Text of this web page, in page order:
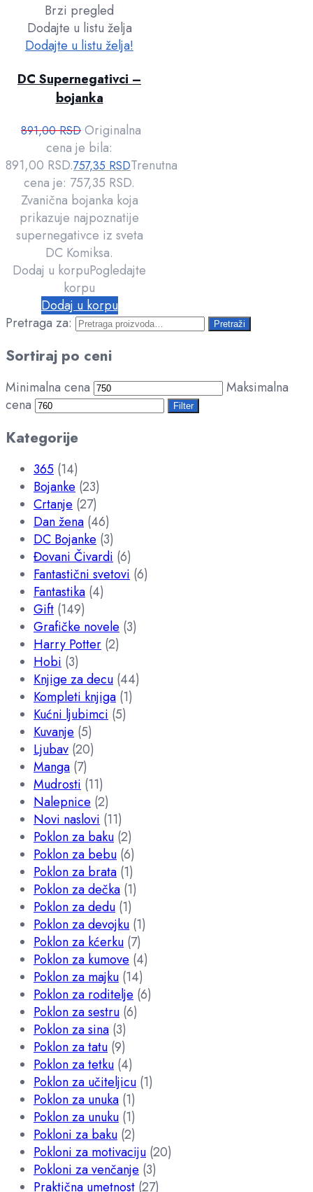
Brzi pregled
Dodajte u listu želja
Dodajte u listu želja!
DC Supernegativci –
bojanka
891,00RSD Originalna
cena je bila:
891,00 RSD.757,35 RSDTrenutna
cena je: 757,35 RSD.
Zvanična bojanka koja
prikazuje najpoznatije
supernegativce iz sveta
DC Komiksa.
Dodaj u korpuPogledajte
korpu
Dodaj u korpu
Pretraga za:
Pretraži
Sortiraj po ceni
Minimalna cena
Maksimalna
cena
Filter
Kategorije
365 (14)
Bojanke (23)
Crtanje (27)
Dan žena (46)
DC Bojanke (3)
Đovani Čivardi (6)
Fantastični svetovi (6)
Fantastika (4)
Gift (149)
Grafičke novele (3)
Harry Potter (2)
Hobi (3)
Knjige za decu (44)
Kompleti knjiga (1)
Kućni ljubimci (5)
Kuvanje (5)
Ljubav (20)
Manga (7)
Mudrosti (11)
Nalepnice (2)
Novi naslovi (11)
Poklon za baku (2)
Poklon za bebu (6)
Poklon za brata (1)
Poklon za dečka (1)
Poklon za dedu (1)
Poklon za devojku (1)
Poklon za kćerku (7)
Poklon za kumove (4)
Poklon za majku (14)
Poklon za roditelje (6)
Poklon za sestru (6)
Poklon za sina (3)
Poklon za tatu (9)
Poklon za tetku (4)
Poklon za učiteljicu (1)
Poklon za unuka (1)
Poklon za unuku (1)
Pokloni za baku (2)
Pokloni za motivaciju (20)
Pokloni za venčanje (3)
Praktična umetnost (27)